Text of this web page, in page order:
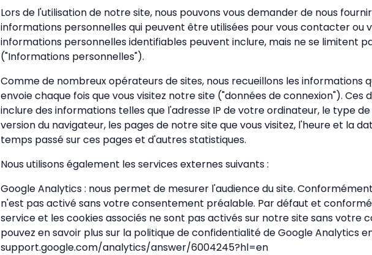
Lors de l'utilisation de notre site, nous pouvons vous demander de nous
informations personnelles qui peuvent être utilisées pour vous contacter ou
informations personnelles identifiables peuvent inclure, mais ne se limitent
("Informations personnelles").
Comme de nombreux opérateurs de sites, nous recueillons les informations
envoie chaque fois que vous visitez notre site ("données de connexion"). Ces
inclure des informations telles que l'adresse IP de votre ordinateur, le type
version du navigateur, les pages de notre site que vous visitez, l'heure et la
temps passé sur ces pages et d'autres statistiques.
Nous utilisons également les services externes suivants :
Google Analytics : nous permet de mesurer l'audience du site.
n'est pas activé sans votre consentement préalable. Par défaut et
service et les cookies associés ne sont pas activés sur notre site sans votre
pouvez en savoir plus sur la politique de confidentialité de Google Analytics
support.google.com/analytics/answer/6004245?hl=en